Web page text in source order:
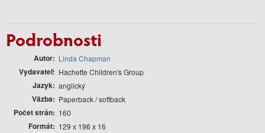
Podrobnosti
Autor Linda Chapman
Vydavateľ Hachette Children's Group
Jazyk anglický
Väzba Paperback / softback
Počet strán 160
Formát 129 x 196 x 16